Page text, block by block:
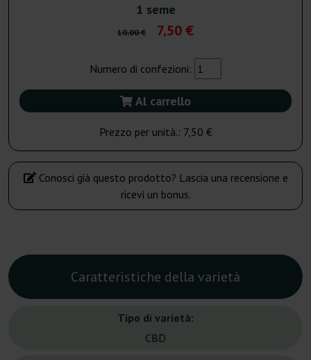
1 seme
10,00 € 7,50 €
Numero di confezioni:
Al carrello
Prezzo per unità.: 7,50 €
Conosci già questo prodotto? Lascia una recensione e
ricevi un bonus.
Caratteristiche della varietà
Tipo di varietà:
CBD